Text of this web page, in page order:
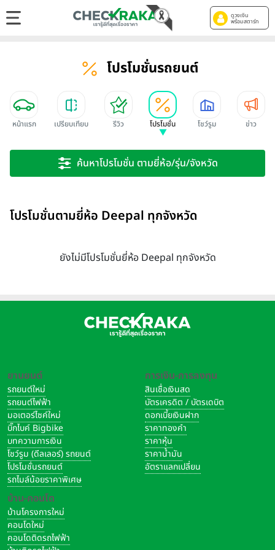
ดูวงเงิน
พร้อมสตาร์ท
โปรโมชั่นรถยนต์
หน้าแรก เปรียบเทียบ รีวิว โปรโมชั่น โชว์รูม ข่าว
ค้นหาโปรโมชั่น ตามยี่ห้อ/รุ่น/จังหวัด
โปรโมชั่นตามยี่ห้อ Deepal ทุกจังหวัด
ยังไม่มีโปรโมชั่นยี่ห้อ Deepal ทุกจังหวัด
ยานยนต์
รถยนต์ใหม่
รถยนต์ไฟฟ้า
มอเตอร์ไซค์ใหม่
บิ๊กไบค์ Bigbike
บทความการเงิน
โชว์รูม (ดีลเลอร์) รถยนต์
โปรโมชั่นรถยนต์
รถไมล์น้อยราคาพิเศษ
บ้าน-คอนโด
บ้านโครงการใหม่
คอนโดใหม่
คอนโดติดรถไฟฟ้า
การเงิน-การลงทุน
สินเชื่อเงินสด
บัตรเครดิต / บัตรเดบิต
ดอกเบี้ยเงินฝาก
ราคาทองคำ
ราคาหุ้น
ราคาน้ำมัน
อัตราแลกเปลี่ยน